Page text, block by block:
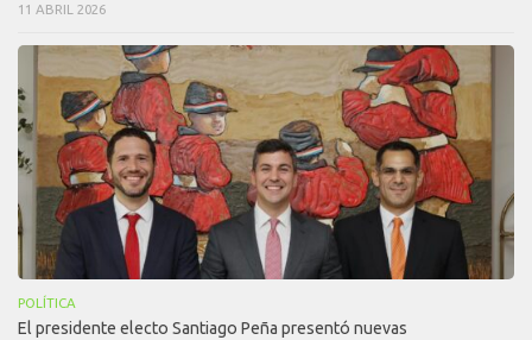
11 ABRIL 2026
POLÍTICA
El presidente electo Santiago Peña presentó nuevas